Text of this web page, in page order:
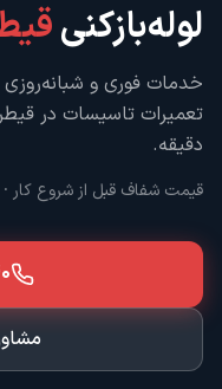
لوله‌بازکنی
خدمات فوری و شبانه‌روزی
تعمیرات تاسیسات در
دقیقه.
قیمت شفاف قبل از شروع کار ·